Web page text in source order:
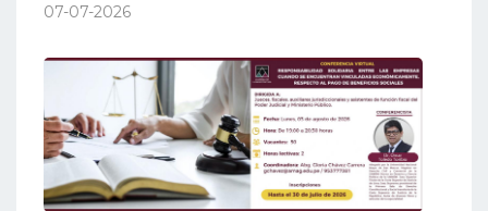
07-07-2026